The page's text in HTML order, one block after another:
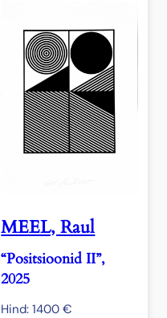
MEEL, Raul
“Positsioonid II”,
2025
Hind:1400€